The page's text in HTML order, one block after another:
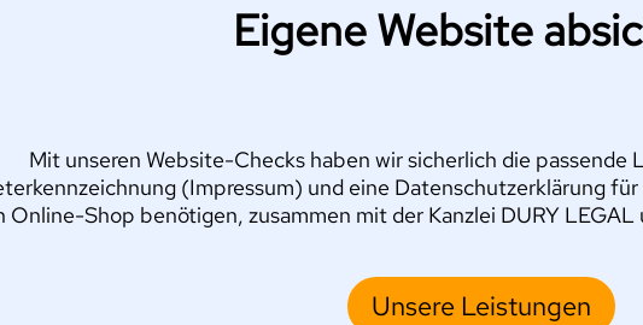
Eigene Website
Mit unseren Website-Checks haben wir sicherlich die passende
(Impressum) und eine Datenschutzerklärung
Online-Shop benötigen, zusammen mit der Kanzlei DURY
Unsere Leistungen